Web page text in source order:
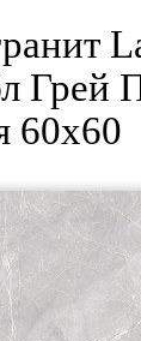
Грей
60x60